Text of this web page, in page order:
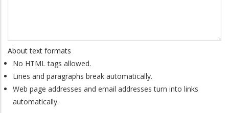
About text formats
No HTML tags allowed.
Lines and paragraphs break automatically.
Web page addresses and email addresses turn into links
automatically.